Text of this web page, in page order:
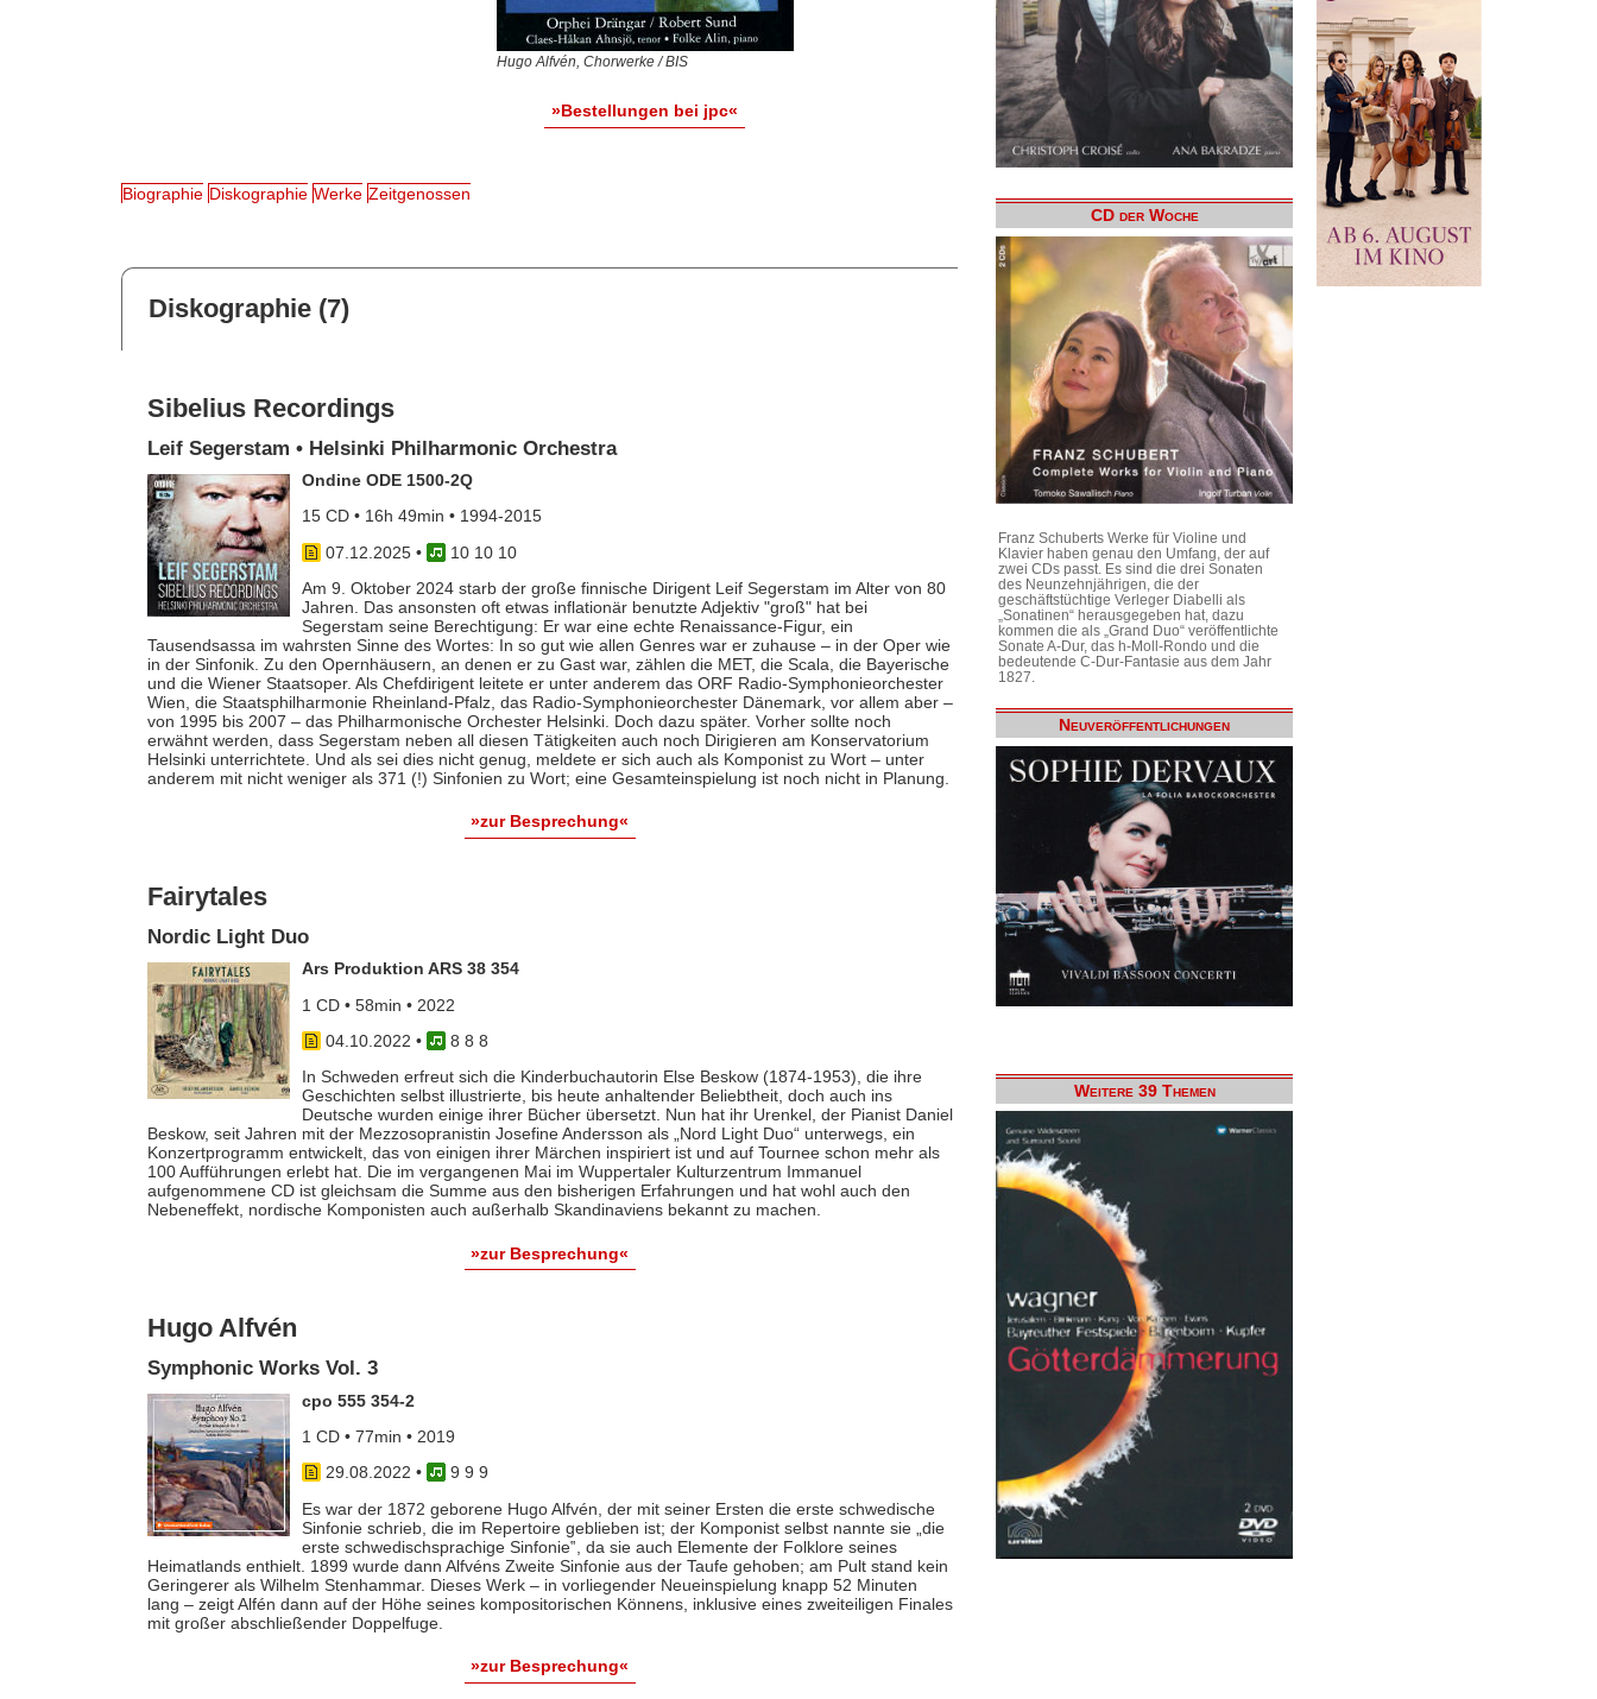
Hugo Alfvén, Chorwerke / BIS
»Bestellungen bei jpc«
Biographie Diskographie Werke Zeitgenossen
Diskographie (7)
Sibelius Recordings
Leif Segerstam • Helsinki Philharmonic Orchestra
Ondine ODE 1500-2Q
15 CD • 16h 49min • 1994-2015
07.12.2025•
10 10 10
Am 9. Oktober 2024 starb der große finnische Dirigent Leif Segerstam im Alter von 80
Jahren. Das ansonsten oft etwas inflationär benutzte Adjektiv "groß" hat bei
Segerstam seine Berechtigung: Er war eine echte Renaissance-Figur, ein
Tausendsassa im wahrsten Sinne des Wortes: In so gut wie allen Genres war er zuhause – in der Oper wie
in der Sinfonik. Zu den Opernhäusern, an denen er zu Gast war, zählen die MET, die Scala, die Bayerische
und die Wiener Staatsoper. Als Chefdirigent leitete er unter anderem das ORF Radio-Symphonieorchester
Wien, die Staatsphilharmonie Rheinland-Pfalz, das Radio-Symphonieorchester Dänemark, vor allem aber –
von 1995 bis 2007 – das Philharmonische Orchester Helsinki. Doch dazu später. Vorher sollte noch
erwähnt werden, dass Segerstam neben all diesen Tätigkeiten auch noch Dirigieren am Konservatorium
Helsinki unterrichtete. Und als sei dies nicht genug, meldete er sich auch als Komponist zu Wort – unter
anderem mit nicht weniger als 371 (!) Sinfonien zu Wort; eine Gesamteinspielung ist noch nicht in Planung.
»zur Besprechung«
Fairytales
Nordic Light Duo
Ars Produktion ARS 38 354
1 CD • 58min • 2022
04.10.2022 •
8 8 8
In Schweden erfreut sich die Kinderbuchautorin Else Beskow (1874-1953), die ihre
Geschichten selbst illustrierte, bis heute anhaltender Beliebtheit, doch auch ins
Deutsche wurden einige ihrer Bücher übersetzt. Nun hat ihr Urenkel, der Pianist Daniel
Beskow, seit Jahren mit der Mezzosopranistin Josefine Andersson als „Nord Light Duo“ unterwegs, ein
Konzertprogramm entwickelt, das von einigen ihrer Märchen inspiriert ist und auf Tournee schon mehr als
100 Aufführungen erlebt hat. Die im vergangenen Mai im Wuppertaler Kulturzentrum Immanuel
aufgenommene CD ist gleichsam die Summe aus den bisherigen Erfahrungen und hat wohl auch den
Nebeneffekt, nordische Komponisten auch außerhalb Skandinaviens bekannt zu machen.
»zur Besprechung«
Hugo Alfvén
Symphonic Works Vol. 3
cpo 555 354-2
1 CD • 77min • 2019
29.08.2022 •
9 9 9
Es war der 1872 geborene Hugo Alfvén, der mit seiner Ersten die erste schwedische
Sinfonie schrieb, die im Repertoire geblieben ist; der Komponist selbst nannte sie „die
erste schwedischsprachige Sinfonie‟, da sie auch Elemente der Folklore seines
Heimatlands enthielt. 1899 wurde dann Alfvéns Zweite Sinfonie aus der Taufe gehoben; am Pult stand kein
Geringerer als Wilhelm Stenhammar. Dieses Werk – in vorliegender Neueinspielung knapp 52 Minuten
lang – zeigt Alfén dann auf der Höhe seines kompositorischen Könnens, inklusive eines zweiteiligen Finales
mit großer abschließender Doppelfuge.
»zur Besprechung«
CD der Woche
Franz Schuberts Werke für Violine und
Klavier haben genau den Umfang, der auf
zwei CDs passt. Es sind die drei Sonaten
des Neunzehnjährigen, die der
geschäftstüchtige Verleger Diabelli als
„Sonatinen“ herausgegeben hat, dazu
kommen die als „Grand Duo“ veröffentlichte
Sonate A-Dur, das h-Moll-Rondo und die
bedeutende C-Dur-Fantasie aus dem Jahr
1827.
Neuveröffentlichungen
Weitere 39 Themen